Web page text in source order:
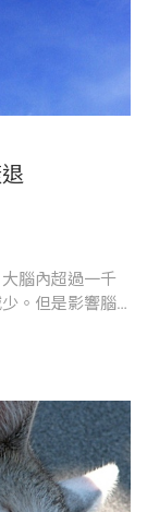
腦內超過一千
。但是影響腦